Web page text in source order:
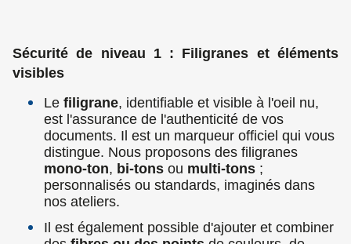
Sécurité de niveau 1 : Filigranes et éléments
visibles
Le filigrane, identifiable et visible à l'oeil nu,
est l'assurance de l'authenticité de vos
documents. Il est un marqueur officiel qui vous
distingue. Nous proposons des filigranes
mono-ton, bi-tons ou multi-tons ;
personnalisés ou standards, imaginés dans
nos ateliers.
Il est également possible d'ajouter et combiner